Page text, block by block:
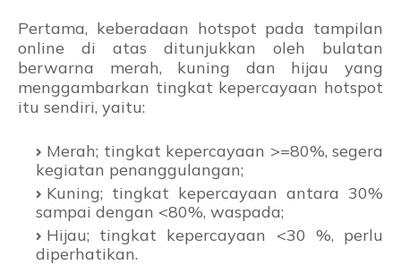
Pertama, keberadaan hotspot pada tampilan
online di atas ditunjukkan oleh bulatan
berwarna merah, kuning dan hijau yang
menggambarkan tingkat kepercayaan hotspot
itu sendiri, yaitu:
Merah; tingkat kepercayaan >=80%, segera
kegiatan penanggulangan;
Kuning; tingkat kepercayaan antara 30%
sampai dengan <80%, waspada;
Hijau; tingkat kepercayaan <30 %, perlu
diperhatikan.